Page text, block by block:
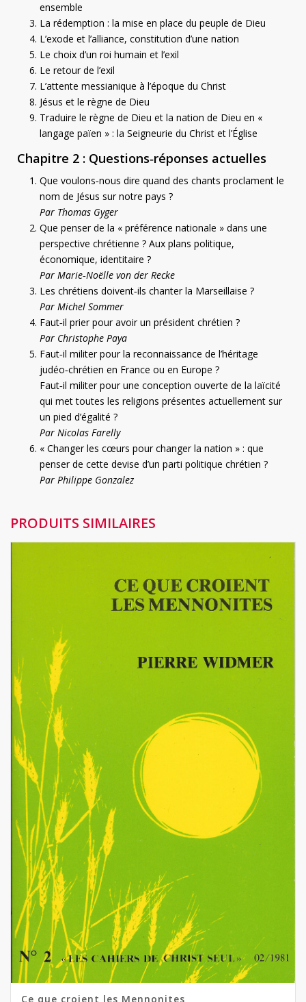
ensemble
La rédemption : la mise en place du peuple de Dieu
L’exode et l’alliance, constitution d’une nation
Le choix d’un roi humain et l’exil
Le retour de l’exil
L’attente messianique à l’époque du Christ
Jésus et le règne de Dieu
Traduire le règne de Dieu et la nation de Dieu en «
langage païen » : la Seigneurie du Christ et l’Église
Chapitre 2 : Questions‑réponses actuelles
Que voulons‑nous dire quand des chants proclament le
nom de Jésus sur notre pays ?
Par Thomas Gyger
Que penser de la « préférence nationale » dans une
perspective chrétienne ? Aux plans politique,
économique, identitaire ?
Par Marie‑Noëlle von der Recke
Les chrétiens doivent‑ils chanter la Marseillaise ?
Par Michel Sommer
Faut‑il prier pour avoir un président chrétien ?
Par Christophe Paya
Faut‑il militer pour la reconnaissance de l’héritage
judéo‑chrétien en France ou en Europe ?
Faut‑il militer pour une conception ouverte de la laïcité
qui met toutes les religions présentes actuellement sur
un pied d’égalité ?
Par Nicolas Farelly
« Changer les cœurs pour changer la nation » : que
penser de cette devise d’un parti politique chrétien ?
Par Philippe Gonzalez
PRODUITS SIMILAIRES
Ce que croient les Mennonites